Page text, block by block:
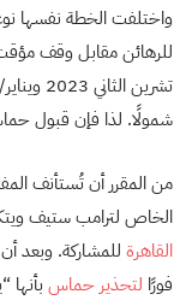
واختلفت الخطة نفسها
للرهائن مقابل وقف مؤقت
شمولًا. لذا فإن قبول
من المقرر أن تُستأنف
الخاص لترامب ستيف
القاهرة للمشاركة. وبعد
فورًا لتحذير حماس